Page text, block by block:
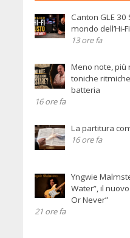
Canton GLE
mondo dell’Hi-Fi
13 ore fa
Meno note, più
toniche
batteria
16 ore fa
La partitura
16 ore fa
Yngwie
Water”, il
Or Never”
21 ore fa